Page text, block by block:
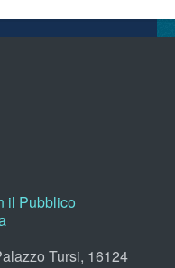
il Pubblico
Tursi, 16124